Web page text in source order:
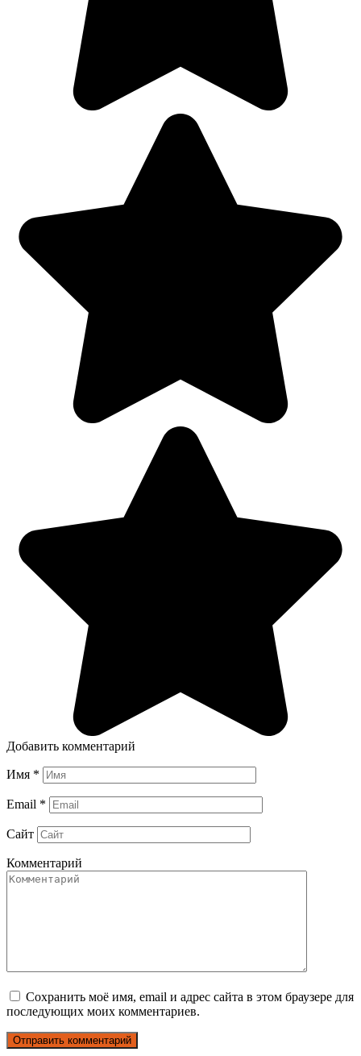
Добавить комментарий
Имя *
Email *
Сайт
Комментарий
Сохранить моё имя, email и адрес сайта в этом браузере для
последующих моих комментариев.